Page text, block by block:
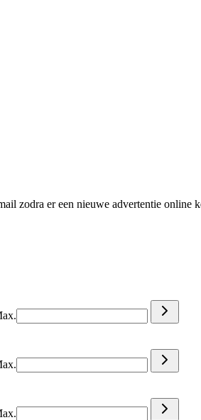
zodra er een nieuwe advertentie online